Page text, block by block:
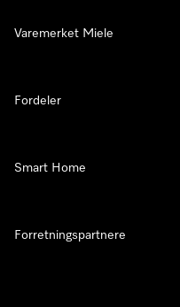
Varemerket Miele
Fordeler
Smart Home
Forretningspartnere